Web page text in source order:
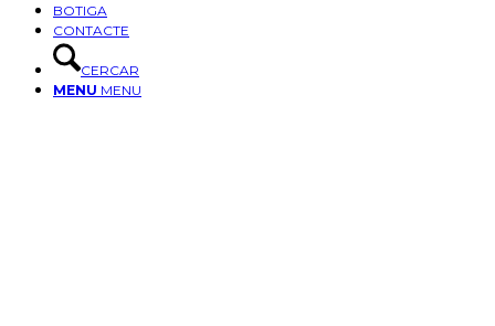
BOTIGA
CONTACTE
CERCAR
MENU MENU